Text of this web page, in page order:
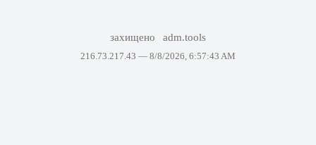
захищено adm.tools
216.73.217.43 — 8/8/2026, 6:57:43 AM